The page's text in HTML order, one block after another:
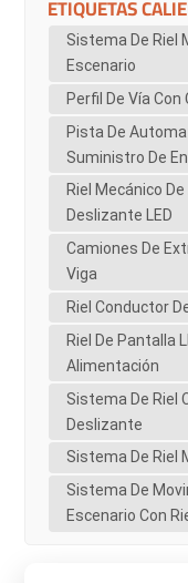
ETIQUETAS
Sistema De Riel
Escenario
Perfil De Vía
Pista De
Suministro De
Riel Mecánico
Deslizante LED
Camiones De
Viga
Riel Conductor
Riel De Pantalla
Alimentación
Sistema De Riel
Deslizante
Sistema De Riel
Sistema De
Escenario Con